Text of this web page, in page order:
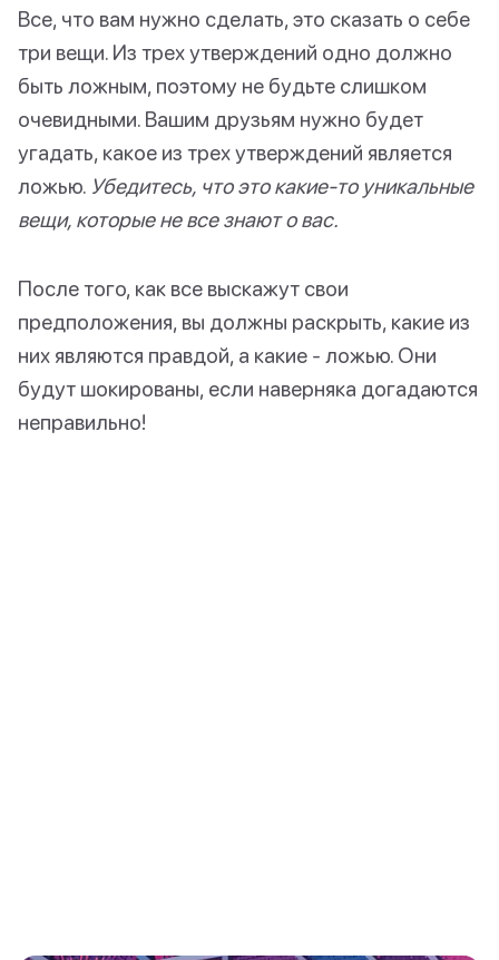
Все, что вам нужно сделать, это сказать о себе
три вещи. Из трех утверждений одно должно
быть ложным, поэтому не будьте слишком
очевидными. Вашим друзьям нужно будет
угадать, какое из трех утверждений является
ложью. Убедитесь, что это какие-то уникальные
вещи, которые не все знают о вас.
После того, как все выскажут свои
предположения, вы должны раскрыть, какие из
них являются правдой, а какие - ложью. Они
будут шокированы, если наверняка догадаются
неправильно!